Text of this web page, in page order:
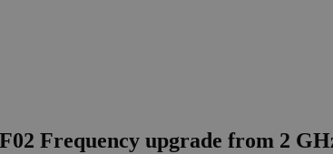
Frequency upgrade from 2